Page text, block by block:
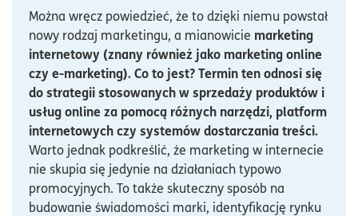
Można wręcz powiedzieć, że to dzięki niemu powstał
nowy rodzaj marketingu, a mianowicie marketing
internetowy (znany również jako marketing online
czy e-marketing). Co to jest? Termin ten odnosi się
do strategii stosowanych w sprzedaży produktów i
usług online za pomocą różnych narzędzi, platform
internetowych czy systemów dostarczania treści.
Warto jednak podkreślić, że marketing w internecie
nie skupia się jedynie na działaniach typowo
promocyjnych. To także skuteczny sposób na
budowanie świadomości marki, identyfikację rynku